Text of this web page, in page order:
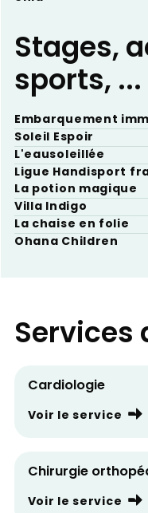
Stages,
sports, ...
Embarquement
Soleil Espoir
L'eausoleillée
Ligue Handisport
La potion magique
Villa Indigo
La chaise en folie
Ohana Children
Services
Cardiologie
Voir le service
Chirurgie
Voir le service